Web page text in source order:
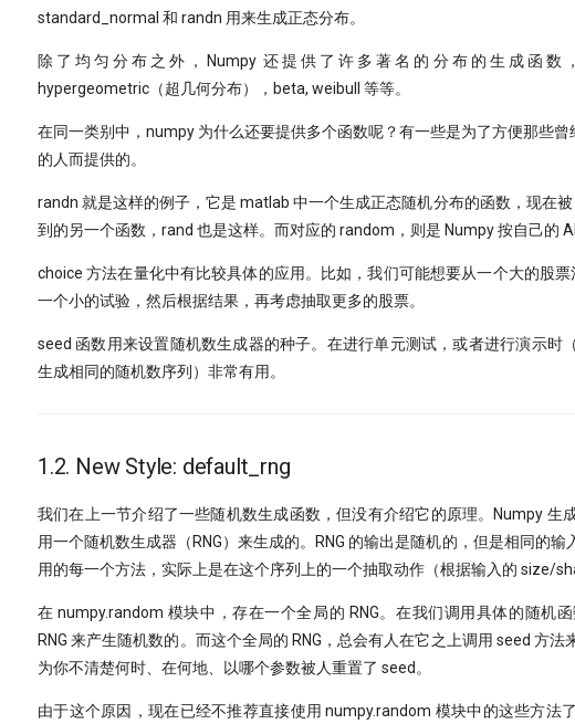
standard_normal 和 randn 用来生成正态分布。
除了均匀分布之外，Numpy 还提供了许多著名的分布的生成函数
hypergeometric（超几何分布），beta, weibull 等等。
在同一类别中，numpy 为什么还要提供多个函数呢？有一些是为了方便那些
的人而提供的。
randn 就是这样的例子，它是 matlab 中一个生成正态随机分布的函数，现在
到的另一个函数，rand 也是这样。而对应的 random，则是 Numpy 按自己的
choice 方法在量化中有比较具体的应用。比如，我们可能想要从一个大的股
一个小的试验，然后根据结果，再考虑抽取更多的股票。
seed 函数用来设置随机数生成器的种子。在进行单元测试，或者进行演示时
生成相同的随机数序列）非常有用。
1.2. New Style: default_rng
我们在上一节介绍了一些随机数生成函数，但没有介绍它的原理。Numpy 生
用一个随机数生成器（RNG）来生成的。RNG 的输出是随机的，但是相同的
用的每一个方法，实际上是在这个序列上的一个抽取动作（根据输入的 size/
在 numpy.random 模块中，存在一个全局的 RNG。在我们调用具体的随机
RNG 来产生随机数的。而这个全局的 RNG，总会有人在它之上调用 seed 方
为你不清楚何时、在何地、以哪个参数被人重置了 seed。
由于这个原因，现在已经不推荐直接使用 numpy.random 模块中的这些方法